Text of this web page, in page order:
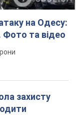
на Одесу:
Фото та відео
захисту